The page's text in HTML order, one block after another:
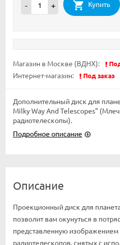
- + Купить
Магазин в Москве (ВДНХ):
Интернет-магазин: Под заказ
Дополнительный диск для
Milky Way And Telescopes"
радиотелескопы).
Подробное описание
Описание
Проекционный диск для
позволит вам окунуться в
представленную изображением
радиотелескопов, снятых с